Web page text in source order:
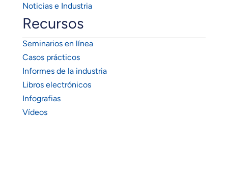
Noticias e Industria
Recursos
Seminarios en línea
Casos prácticos
Informes de la industria
Libros electrónicos
Infografias
Vídeos